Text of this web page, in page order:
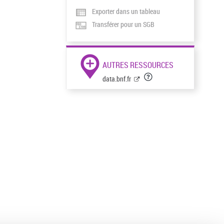
Exporter dans un tableau
Transférer pour un SGB
AUTRES RESSOURCES
data.bnf.fr